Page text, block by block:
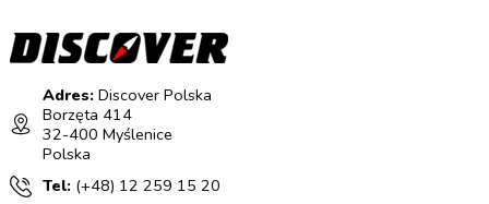
Adres:Discover Polska
Borzęta 414
32-400 Myślenice
Polska
Tel: (+48) 12 259 15 20